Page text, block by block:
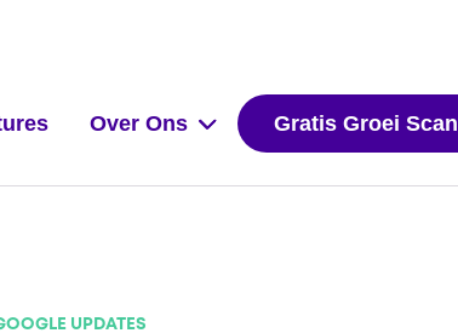
Over Ons Gratis Groei Scan
UPDATES